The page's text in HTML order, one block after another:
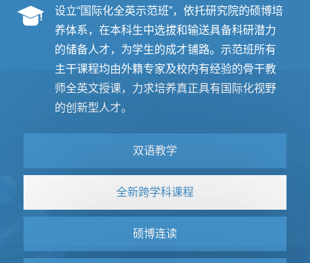
设立“国际化全英示范班”，依托研究院的硕博培
养体系，在本科生中选拔和输送具备科研潜力
的储备人才，为学生的成才铺路。示范班所有
主干课程均由外籍专家及校内有经验的骨干教
师全英文授课，力求培养真正具有国际化视野
的创新型人才。
双语教学
全新跨学科课程
硕博连读